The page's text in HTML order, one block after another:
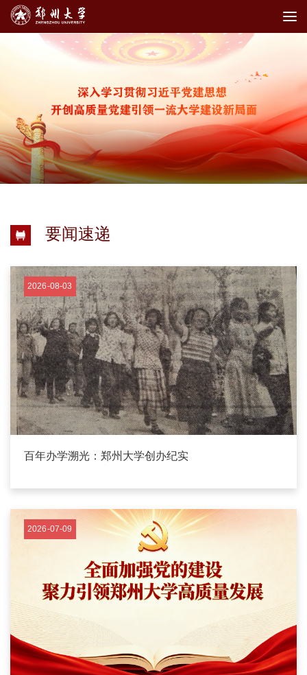
要闻速递
2026-08-03
百年办学溯光：郑州大学创办纪实
2026-07-09